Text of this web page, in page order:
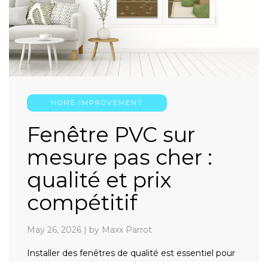
HOME IMPROVEMENT
Fenêtre PVC sur
mesure pas cher :
qualité et prix
compétitif
May 26, 2026 | by Maxx Parrot
Installer des fenêtres de qualité est essentiel pour